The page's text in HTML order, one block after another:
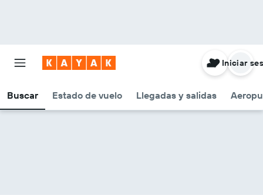
Buscar Estado de vuelo Llegadas y salidas
Iniciar